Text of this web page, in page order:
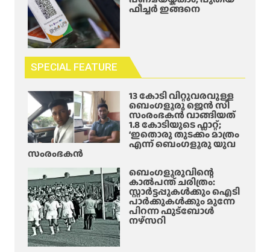
ഫീച്ചർ ഇങ്ങനെ
SPECIAL FEATURE
13 കോടി വിറ്റുവരവുള്ള
ബെംഗളൂരു ജെൻ സി
സംരംഭകൻ വാങ്ങിയത്
1.8 കോടിയുടെ ഫ്ലാറ്റ്;
‘ഇതൊരു തുടക്കം മാത്രം
എന്ന് ബെംഗളൂരു യുവ
സംരംഭകൻ
ബെംഗളൂരുവിന്റെ
കാൽപന്ത് ചരിത്രം:
സ്റ്റാർട്ടപ്പുകൾക്കും ഐടി
പാർക്കുകൾക്കും മുന്നേ
പിറന്ന ഫുട്ബോൾ
നഴ്സറി